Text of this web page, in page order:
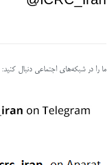
ما را در شبکه‌های اجتماعی دنبال کنید: